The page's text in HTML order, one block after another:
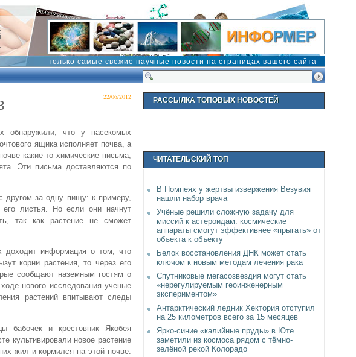
только самые свежие научные новости на страницах вашего сайта
22/06/2012
обнаружили, что у насекомых
ящика исполняет почва, а
какие-то химические письма,
Эти письма доставляются по
другом за одну пищу: к примеру,
листья. Но если они начнут
так как растение не сможет
доходит информация о том, что
корни растения, то через его
сообщают наземным гостям о
нового исследования ученые
растений впитывают следы
бабочек и крестовник Якобея
культивировали новое растение
жил и кормился на этой почве.
РАССЫЛКА ТОПОВЫХ НОВОСТЕЙ
ЧИТАТЕЛЬСКИЙ ТОП
В Помпеях у жертвы извержения Везувия
нашли набор врача
Учёные решили сложную задачу для
миссий к астероидам: космические
аппараты смогут эффективнее «прыгать» от
объекта к объекту
Белок восстановления ДНК может стать
ключом к новым методам лечения рака
Спутниковые мегасозвездия могут стать
«нерегулируемым геоинженерным
экспериментом»
Антарктический ледник Хектория отступил
на 25 километров всего за 15 месяцев
Ярко-синие «калийные пруды» в Юте
заметили из космоса рядом с тёмно-
зелёной рекой Колорадо